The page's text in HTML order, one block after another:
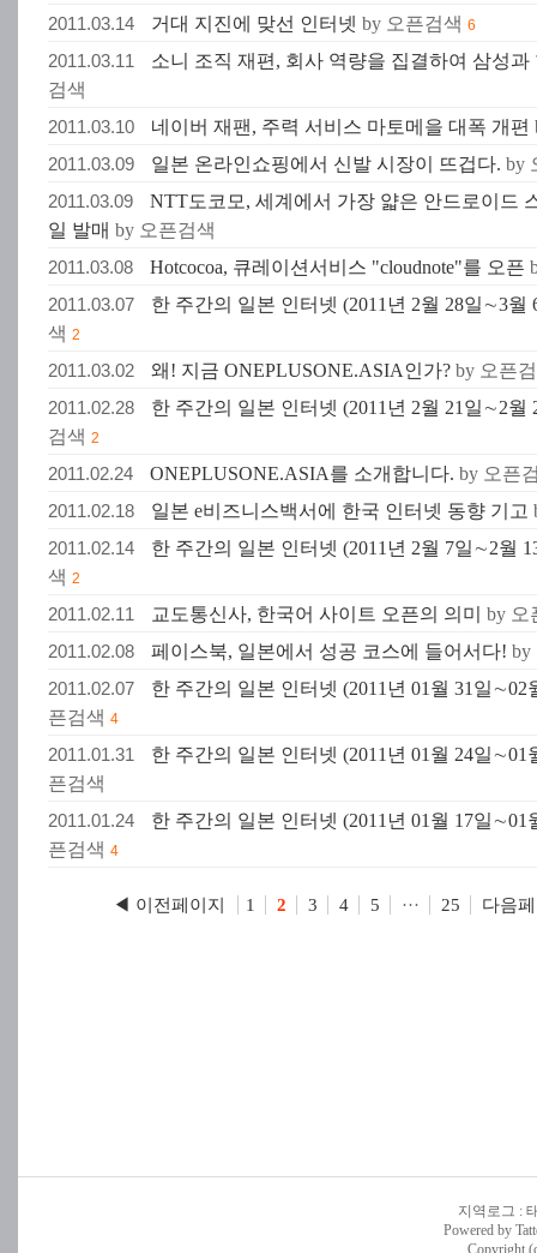
2011.03.14 거대 지진에 맞선 인터넷 by 오픈검색 6
2011.03.11
소니 조직 재편, 회사 역량을 집결하여 삼성과
검색
2011.03.10
네이버 재팬, 주력 서비스 마토메을 대폭 개편
2011.03.09
일본 온라인쇼핑에서 신발 시장이 뜨겁다. by
2011.03.09
NTT도코모, 세계에서 가장 얇은 안드로이드
일 발매 by 오픈검색
2011.03.08
Hotcocoa, 큐레이션서비스 "cloudnote"를 오픈
2011.03.07
한 주간의 일본 인터넷 (2011년 2월 28일∼3월
색 2
2011.03.02 왜! 지금 ONEPLUSONE.ASIA인가? by 오픈
2011.02.28
한 주간의 일본 인터넷 (2011년 2월 21일∼2월
검색 2
2011.02.24 ONEPLUSONE.ASIA를 소개합니다. by 오픈
2011.02.18
일본 e비즈니스백서에 한국 인터넷 동향 기고
2011.02.14
한 주간의 일본 인터넷 (2011년 2월 7일∼2월
색 2
2011.02.11 교도통신사, 한국어 사이트 오픈의 의미
by 오
2011.02.08
페이스북, 일본에서 성공 코스에 들어서다! by
2011.02.07
한 주간의 일본 인터넷 (2011년 01월 31일∼02
픈검색 4
2011.01.31
한 주간의 일본 인터넷 (2011년 01월 24일∼01
픈검색
2011.01.24
한 주간의 일본 인터넷 (2011년 01월 17일∼01
픈검색 4
◀ 이전페이지 1 2 3 4 5 ··· 25 다음
지역로그 :
Powered by
Copyright